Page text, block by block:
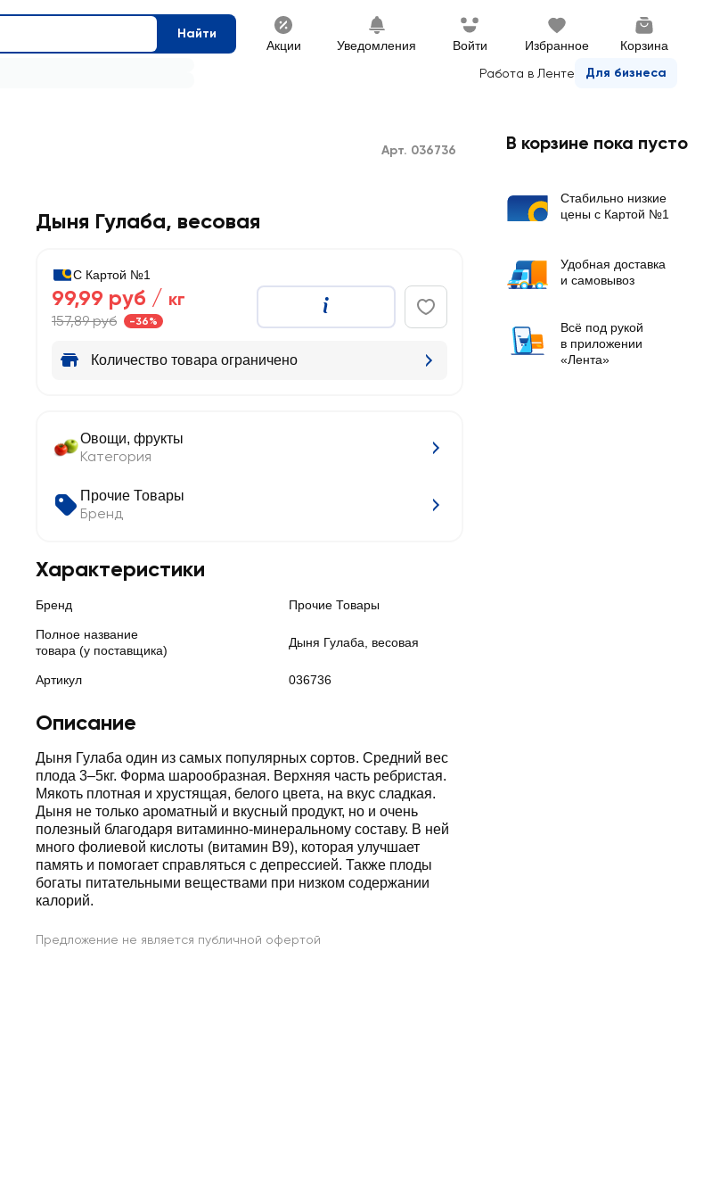
Найти
Акции Уведомления Войти Избранное Корзина
Работа в Ленте Для бизнеса
Арт. 036736
Дыня Гулаба, весовая
С Картой №1
99,99 руб / кг
157,89 руб -36%
Количество товара ограничено
Овощи, фрукты
Категория
Прочие Товары
Бренд
Характеристики
Бренд Прочие Товары
Полное название
товара (у поставщика)
Дыня Гулаба, весовая
Артикул 036736
Описание
Дыня Гулаба один из самых популярных сортов. Средний вес
плода 3–5кг. Форма шарообразная. Верхняя часть ребристая.
Мякоть плотная и хрустящая, белого цвета, на вкус сладкая.
Дыня не только ароматный и вкусный продукт, но и очень
полезный благодаря витаминно-минеральному составу. В ней
много фолиевой кислоты (витамин В9), которая улучшает
память и помогает справляться с депрессией. Также плоды
богаты питательными веществами при низком содержании
калорий.
Предложение не является публичной офертой
В корзине пока пусто
Стабильно низкие
цены с Картой №1
Удобная доставка
и самовывоз
Всё под рукой
в приложении
«Лента»